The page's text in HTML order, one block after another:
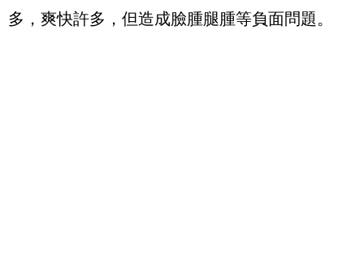
多，爽快許多，但造成臉腫腿腫等負面問題。